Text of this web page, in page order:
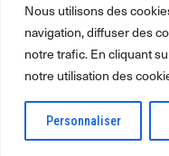
Nous utilisons des
navigation, diffuser des
notre trafic. En cliquant
notre utilisation des
Personnaliser